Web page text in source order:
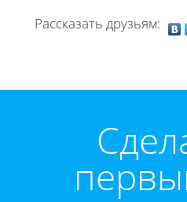
Рассказать друзьям: